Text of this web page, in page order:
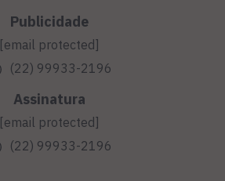
Publicidade
[email protected]
(22) 99933-2196
Assinatura
[email protected]
(22) 99933-2196